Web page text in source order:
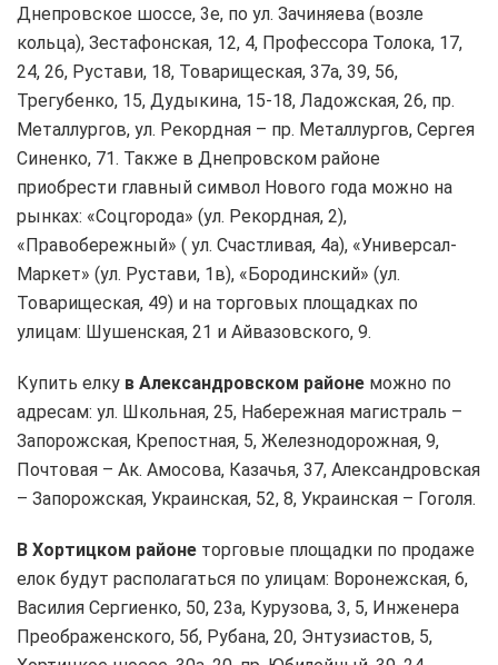
Днепровское шоссе, 3е, по ул. Зачиняева (возле
кольца), Зестафонская, 12, 4, Профессора Толока, 17,
24, 26, Рустави, 18, Товарищеская, 37а, 39, 56,
Трегубенко, 15, Дудыкина, 15-18, Ладожская, 26, пр.
Металлургов, ул. Рекордная – пр. Металлургов, Сергея
Синенко, 71. Также в Днепровском районе
приобрести главный символ Нового года можно на
рынках: «Соцгорода» (ул. Рекордная, 2),
«Правобережный» ( ул. Счастливая, 4а), «Универсал-
Маркет» (ул. Рустави, 1в), «Бородинский» (ул.
Товарищеская, 49) и на торговых площадках по
улицам: Шушенская, 21 и Айвазовского, 9.
Купить елку в Александровском районе можно по
адресам: ул. Школьная, 25, Набережная магистраль –
Запорожская, Крепостная, 5, Железнодорожная, 9,
Почтовая – Ак. Амосова, Казачья, 37, Александровская
– Запорожская, Украинская, 52, 8, Украинская – Гоголя.
В Хортицком районе торговые площадки по продаже
елок будут располагаться по улицам: Воронежская, 6,
Василия Сергиенко, 50, 23а, Курузова, 3, 5, Инженера
Преображенского, 5б, Рубана, 20, Энтузиастов, 5,